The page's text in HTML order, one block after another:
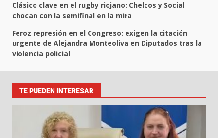
Clásico clave en el rugby riojano: Chelcos y Social
chocan con la semifinal en la mira
Feroz represión en el Congreso: exigen la citación
urgente de Alejandra Monteoliva en Diputados tras la
violencia policial
TE PUEDEN INTERESAR